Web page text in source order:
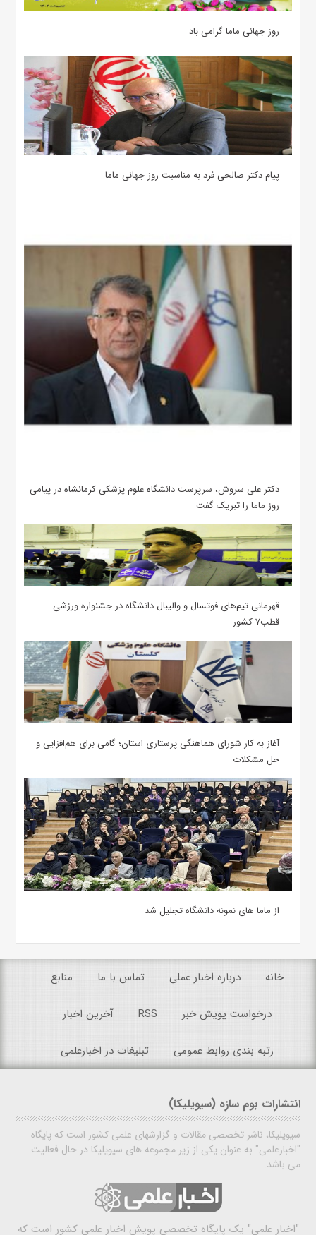
روز جهانی ماما گرامی باد
پیام دکتر صالحی فرد به مناسبت روز جهانی ماما
دکتر علی سروش، سرپرست دانشگاه علوم پزشکی کرمانشاه در پیامی
روز ماما را تبریک گفت
قهرمانی تیم‌های فوتسال و والیبال دانشگاه در جشنواره ورزشی
قطب۷ کشور
آغاز به کار شورای هماهنگی پرستاری استان؛ گامی برای هم‌افزایی و
حل مشکلات
از ماما های نمونه دانشگاه تجلیل شد
خانه درباره اخبار عملی تماس با ما منابع
درخواست پویش خبر RSS آخرین اخبار
رتبه بندی روابط عمومی تبلیغات در اخبارعلمی
انتشارات بوم سازه (سیویلیکا)
سیویلیکا، ناشر تخصصی مقالات و گزارشهای علمی کشور است که پایگاه
"اخبارعلمی" به عنوان یکی از زیر مجموعه های سیویلیکا در حال فعالیت
می باشد.
"اخبار علمی" یک پایگاه تخصصی پویش اخبار علمی کشور است که